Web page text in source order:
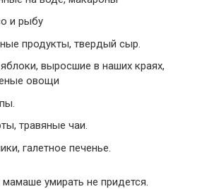
и рыбу
продукты, твердый сыр.
выросшие в наших краях,
овощи
травяные чаи.
галетное печенье.
умирать не придется.